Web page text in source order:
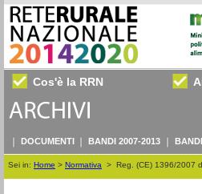
Cos'è la RRN
DOCUMENTI BANDI 2007-2013
Sei in: Home > Normativa > Reg. (CE) 1396/2007